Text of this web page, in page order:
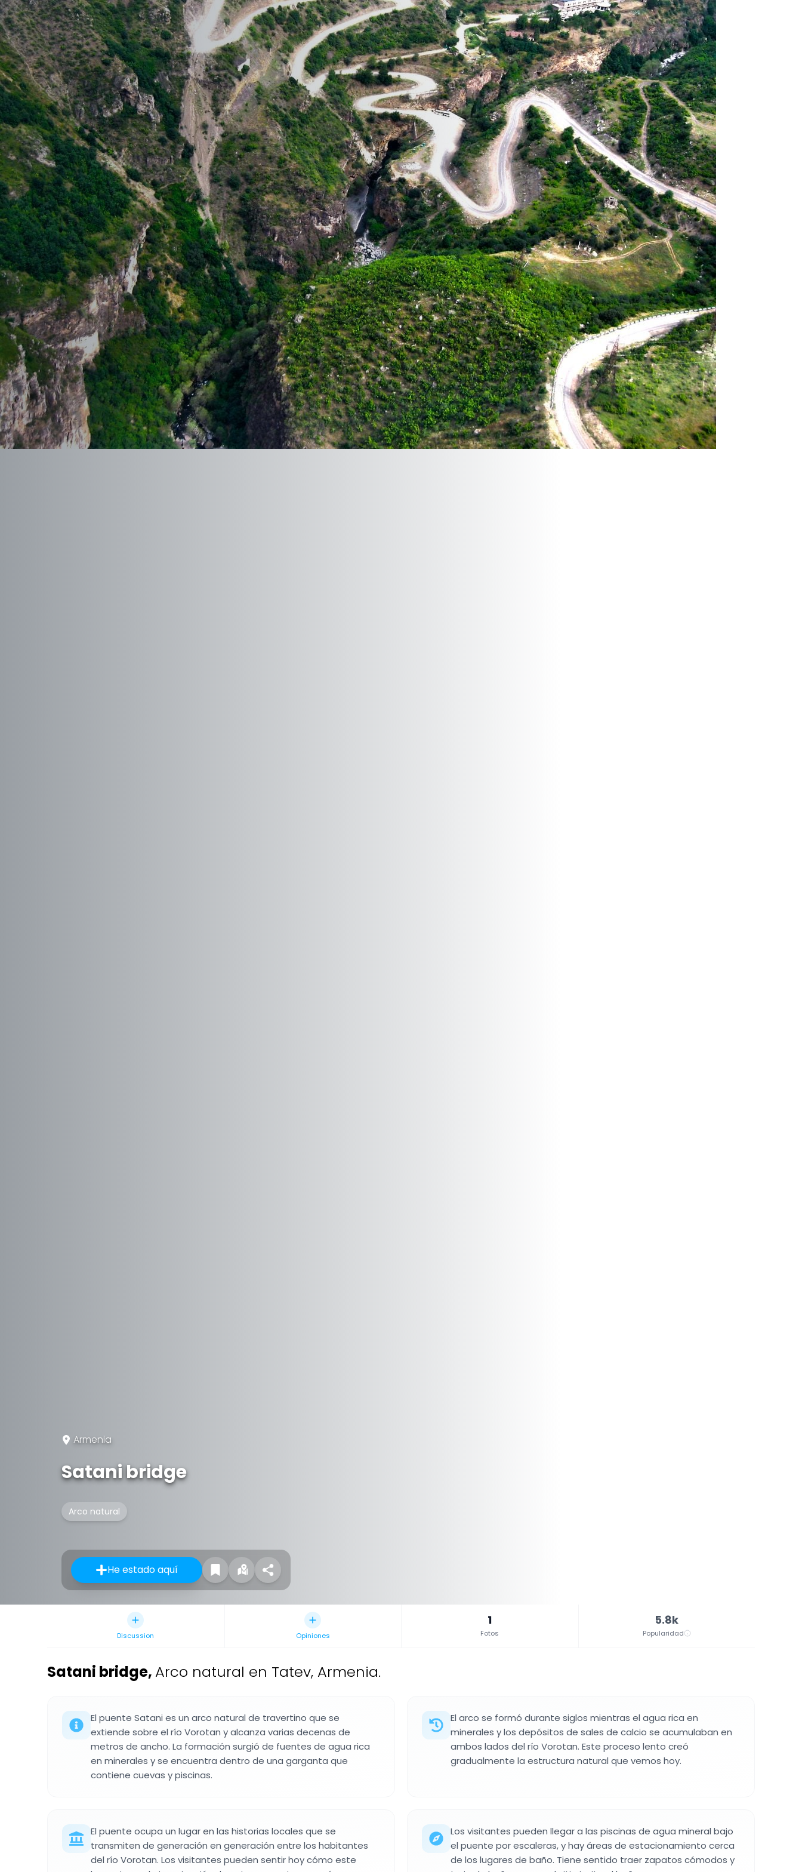
Armenia
Satani bridge
Arco natural
He estado aquí
Discussion Opiniones
1
Fotos
5.8k
Popularidad
Satani bridge, Arco natural en Tatev, Armenia.
El puente Satani es un arco natural de travertino que se
extiende sobre el río Vorotan y alcanza varias decenas de
metros de ancho. La formación surgió de fuentes de agua rica
en minerales y se encuentra dentro de una garganta que
contiene cuevas y piscinas.
El arco se formó durante siglos mientras el agua rica en
minerales y los depósitos de sales de calcio se acumulaban en
ambos lados del río Vorotan. Este proceso lento creó
gradualmente la estructura natural que vemos hoy.
El puente ocupa un lugar en las historias locales que se
transmiten de generación en generación entre los habitantes
del río Vorotan. Los visitantes pueden sentir hoy cómo este
Los visitantes pueden llegar a las piscinas de agua mineral bajo
el puente por escaleras, y hay áreas de estacionamiento cerca
de los lugares de baño. Tiene sentido traer zapatos cómodos y